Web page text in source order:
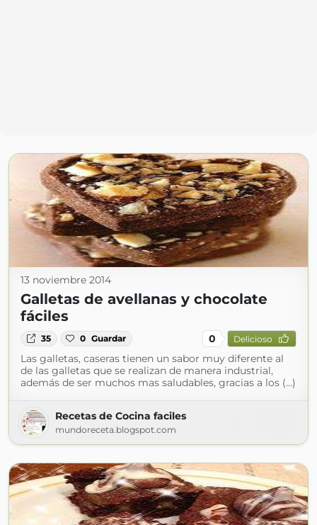
13 noviembre 2014
Galletas de avellanas y chocolate
fáciles
35 0 Guardar 0 Delicioso
Las galletas, caseras tienen un sabor muy diferente al
de las galletas que se realizan de manera industrial,
además de ser muchos mas saludables, gracias a los (...)
Recetas de Cocina faciles
mundoreceta.blogspot.com